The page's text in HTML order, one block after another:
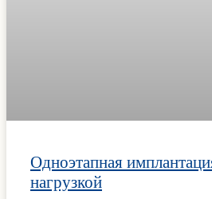
Одноэтапная
нагрузкой